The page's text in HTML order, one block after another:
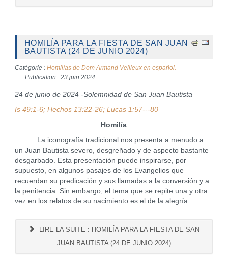
HOMILÍA PARA LA FIESTA DE SAN JUAN
BAUTISTA (24 DE JUNIO 2024)
Catégorie : Homilías de Dom Armand Veilleux en español.
Publication : 23 juin 2024
24 de junio de 2024 -Solemnidad de San Juan Bautista
Is 49:1-6; Hechos 13:22-26; Lucas 1:57---80
Homilía
La iconografía tradicional nos presenta a menudo a
un Juan Bautista severo, desgreñado y de aspecto bastante
desgarbado. Esta presentación puede inspirarse, por
supuesto, en algunos pasajes de los Evangelios que
recuerdan su predicación y sus llamadas a la conversión y a
la penitencia. Sin embargo, el tema que se repite una y otra
vez en los relatos de su nacimiento es el de la alegría.
LIRE LA SUITE : HOMILÍA PARA LA FIESTA DE SAN
JUAN BAUTISTA (24 DE JUNIO 2024)